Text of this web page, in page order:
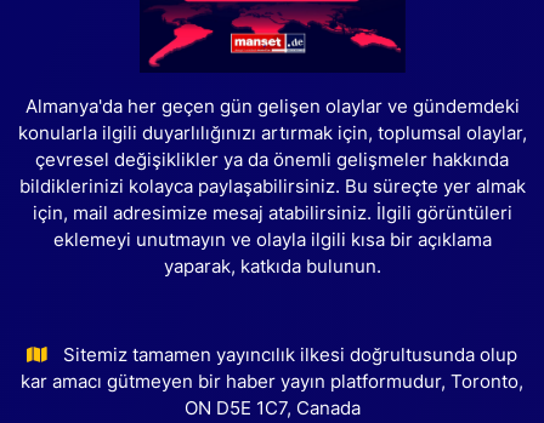
Almanya'da her geçen gün gelişen olaylar ve gündemdeki
konularla ilgili duyarlılığınızı artırmak için, toplumsal olaylar,
çevresel değişiklikler ya da önemli gelişmeler hakkında
bildiklerinizi kolayca paylaşabilirsiniz. Bu süreçte yer almak
için, mail adresimize mesaj atabilirsiniz. İlgili görüntüleri
eklemeyi unutmayın ve olayla ilgili kısa bir açıklama
yaparak, katkıda bulunun.
Sitemiz tamamen yayıncılık ilkesi doğrultusunda olup
kar amacı gütmeyen bir haber yayın platformudur, Toronto,
ON D5E 1C7, Canada